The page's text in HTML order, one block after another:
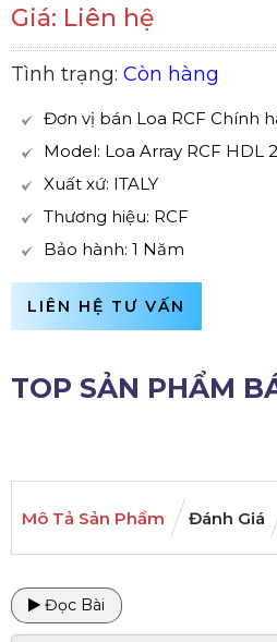
Giá: Liên hệ
Tình trạng: Còn hàng
Đơn vị bán Loa RCF Chính
Model: Loa Array RCF HDL
Xuất xứ: ITALY
Thương hiệu: RCF
Bảo hành: 1 Năm
LIÊN HỆ TƯ VẤN
TOP SẢN PHẨM
Mô Tả Sản Phẩm Đánh Giá
Đọc Bài